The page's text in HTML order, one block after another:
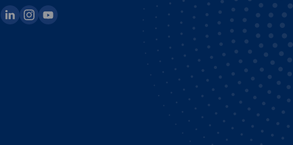
linkedininstagram
youtube